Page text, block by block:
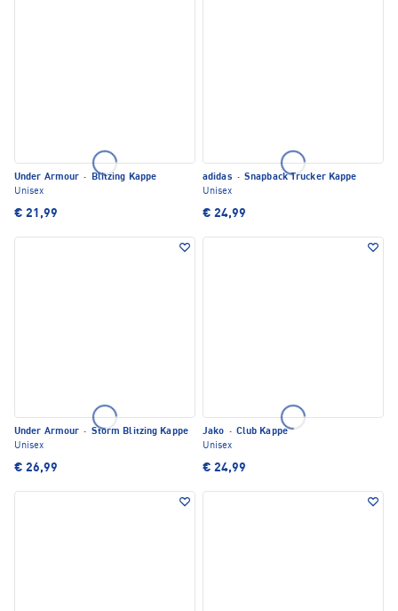
Under Armour ·
Blitzing Kappe
Unisex
€ 21,99
adidas · Snapback Trucker Kappe
Unisex
€ 24,99
Under Armour · Storm Blitzing Kappe
Unisex
€ 26,99
Jako · Club Kappe
Unisex
€ 24,99